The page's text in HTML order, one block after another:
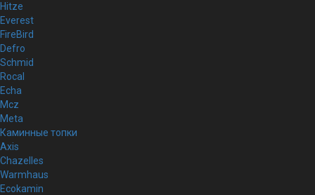
Hitze
Everest
FireBird
Defro
Schmid
Rocal
Echa
Mcz
Meta
Каминные топки
Axis
Chazelles
Warmhaus
Ecokamin